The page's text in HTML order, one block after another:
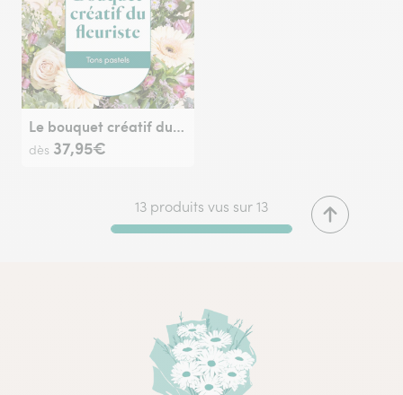
Le bouquet créatif du fleuriste pastel
dès 37,95€
13 produits vus sur 13